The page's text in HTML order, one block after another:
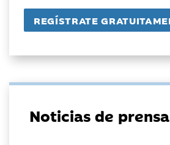
Noticias de prensa